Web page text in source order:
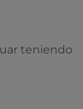
teniendo